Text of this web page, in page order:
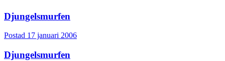
Djungelsmurfen
Postad 17 januari 2006
Djungelsmurfen